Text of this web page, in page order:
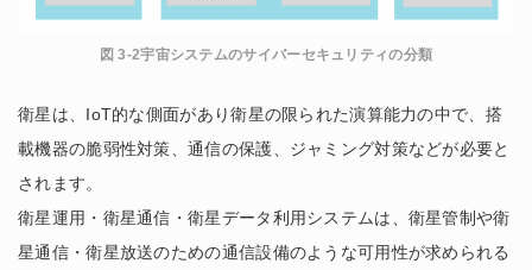
図 3-2宇宙システムのサイバーセキュリティの分類
衛星は、IoT的な側面があり衛星の限られた演算能力の中で、搭
載機器の脆弱性対策、通信の保護、ジャミング対策などが必要と
されます。
衛星運用・衛星通信・衛星データ利用システムは、衛星管制や衛
星通信・衛星放送のための通信設備のような可用性が求められる